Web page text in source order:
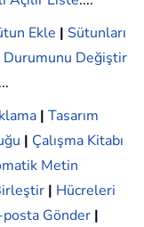
Ekle | Sütunları
Durumunu Değiştir
...
| Tasarım
| Çalışma Kitabı
Metin
| Hücreleri
Gönder |